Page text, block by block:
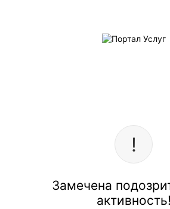
Замечена
активность!